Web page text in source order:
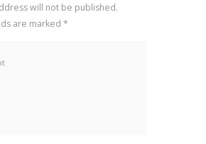
will not be published.
are marked *